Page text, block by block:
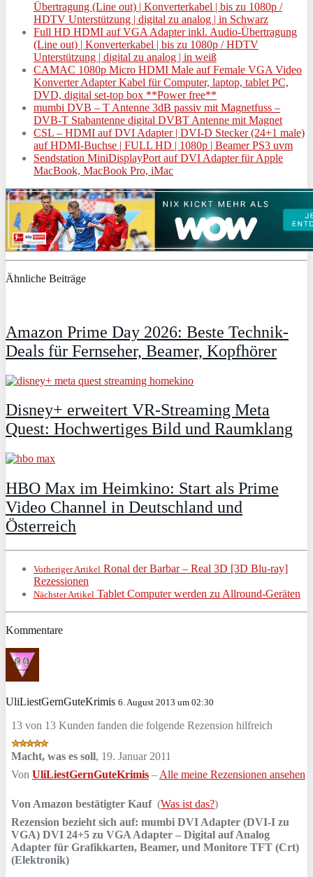
Übertragung (Line out) | Konverterkabel | bis zu 1080p /
HDTV Unterstützung | digital zu analog | in Schwarz
Full HD HDMI auf VGA Adapter inkl. Audio-Übertragung
(Line out) | Konverterkabel | bis zu 1080p / HDTV
Unterstützung | digital zu analog | in weiß
CAMAC 1080p Micro HDMI Male auf Female VGA Video
Konverter Adapter Kabel für Computer, laptop, tablet PC,
DVD, digital set-top box **Power free**
mumbi DVB – T Antenne 3dB passiv mit Magnetfuss –
DVB-T Stabantenne digital DVBT Antenne mit Magnet
CSL – HDMI auf DVI Adapter | DVI-D Stecker (24+1 male)
auf HDMI-Buchse | FULL HD | 1080p | Beamer PS3 uvm
Sendstation MiniDisplayPort auf DVI Adapter für Apple
MacBook, MacBook Pro, iMac
Ähnliche Beiträge
Amazon Prime Day 2026: Beste Technik-
Deals für Fernseher, Beamer, Kopfhörer
Disney+ erweitert VR‑Streaming Meta
Quest: Hochwertiges Bild und Raumklang
HBO Max im Heimkino: Start als Prime
Video Channel in Deutschland und
Österreich
Vorheriger Artikel Ronal der Barbar – Real 3D [3D Blu-ray]
Rezessionen
Nächster Artikel Tablet Computer werden zu Allround-Geräten
Kommentare
UliLiestGernGuteKrimis 6. August 2013 um 02:30
13 von 13 Kunden fanden die folgende Rezension hilfreich
Macht, was es soll, 19. Januar 2011
Von UliLiestGernGuteKrimis – Alle meine Rezensionen ansehen
Von Amazon bestätigter Kauf (Was ist das?)
Rezension bezieht sich auf: mumbi DVI Adapter (DVI-I zu
VGA) DVI 24+5 zu VGA Adapter – Digital auf Analog
Adapter für Grafikkarten, Beamer, und Monitore TFT (Crt)
(Elektronik)